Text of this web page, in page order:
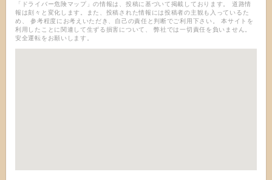
「ドライバー危険マップ」の情報は、投稿に基づいて掲載しております。 道路情
報は刻々と変化します。また、投稿された情報には投稿者の主観も入っているた
め、 参考程度にお考えいただき、自己の責任と判断でご利用下さい。 本サイトを
利用したことに関連して生ずる損害について、 弊社では一切責任を負いません。
安全運転をお願いします。